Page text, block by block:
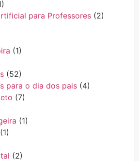
para Professores (2)
(1)
(52)
para o dia dos pais (4)
(7)
(1)
(1)
(2)